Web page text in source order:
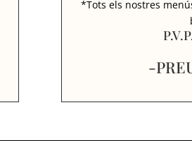
*Tots els nostres
-